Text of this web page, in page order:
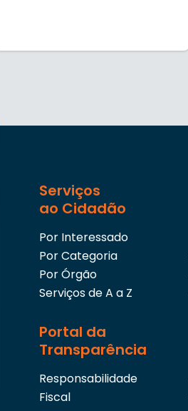
Serviços
ao Cidadão
Por Interessado
Por Categoria
Por Órgão
Serviços de A a Z
Portal da
Transparência
Responsabilidade
Fiscal